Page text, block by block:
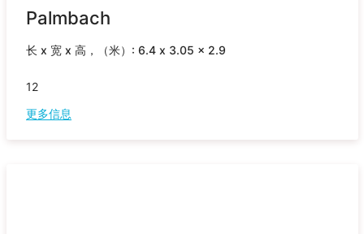
Palmbach
长 x 宽 x 高，（米）: 6.4 x 3.05 x 2.9
12
更多信息